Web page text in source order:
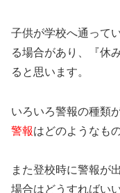
子供が学校へ通って
る場合があり、『休
ると思います。
いろいろ警報の種類
警報はどのようなも
また登校時に警報が
場合はどうすればい